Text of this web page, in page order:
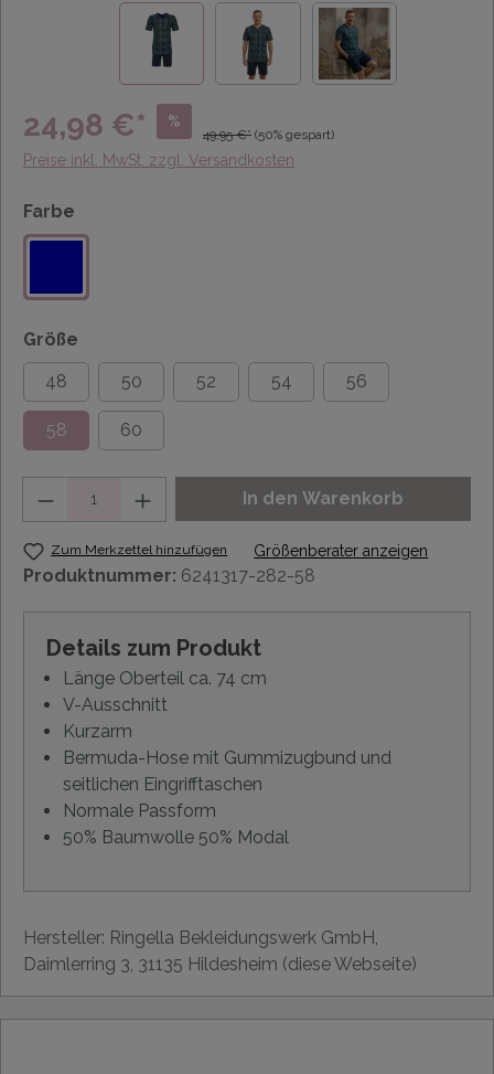
24,98 €* %
49,95 €* (50% gespart)
Preise inkl. MwSt. zzgl. Versandkosten
Farbe
Größe
48
50 52 54 56
58 60
In den Warenkorb
Zum Merkzettel hinzufügen Größenberater anzeigen
Produktnummer: 6241317-282-58
Details zum Produkt
Länge Oberteil ca. 74 cm
V-Ausschnitt
Kurzarm
Bermuda-Hose mit Gummizugbund und
seitlichen Eingrifftaschen
Normale Passform
50% Baumwolle 50% Modal
Hersteller: Ringella Bekleidungswerk GmbH,
Daimlerring 3, 31135 Hildesheim (diese Webseite)